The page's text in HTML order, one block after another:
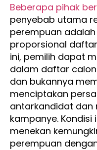
Beberapa pihak
penyebab utama
perempuan
proporsional
ini, pemilih dapat
dalam daftar
dan bukannya
menciptakan
antarkandidat dan
kampanye.
menekan
perempuan